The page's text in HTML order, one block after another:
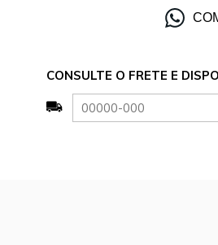
CONSULTE O FRETE E